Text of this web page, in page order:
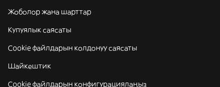
Жоболор жана шарттар
Купуялык саясаты
Cookie файлдарын колдонуу саясаты
Шайкештик
Cookie файлдарын конфигурациялаңыз